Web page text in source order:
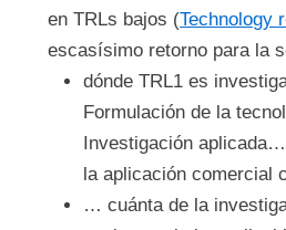
en TRLs bajos (Technology
escasísimo retorno para la
dónde TRL1 es
Formulación de la
Investigación
la aplicación comercial
… cuánta de la